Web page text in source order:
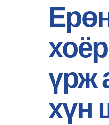
үрж
хүн